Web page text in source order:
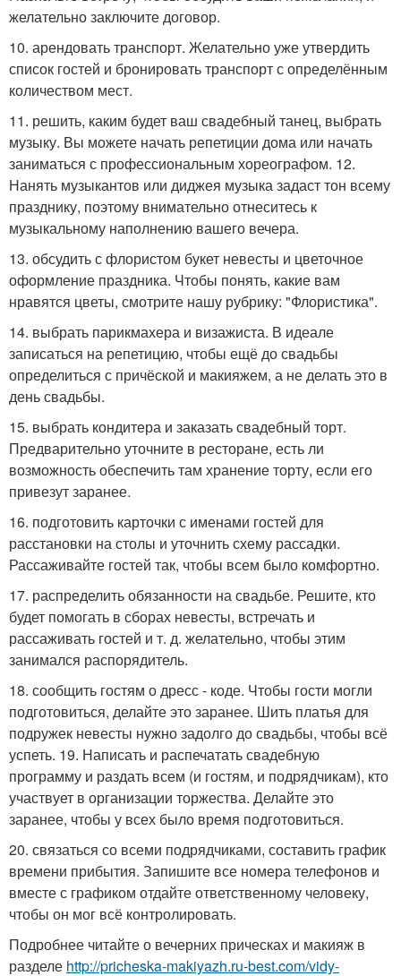
желательно заключите договор.
10. арендовать транспорт. Желательно уже утвердить
список гостей и бронировать транспорт с определённым
количеством мест.
11. решить, каким будет ваш свадебный танец, выбрать
музыку. Вы можете начать репетиции дома или начать
заниматься с профессиональным хореографом. 12.
Нанять музыкантов или диджея музыка задаст тон всему
празднику, поэтому внимательно отнеситесь к
музыкальному наполнению вашего вечера.
13. обсудить с флористом букет невесты и цветочное
оформление праздника. Чтобы понять, какие вам
нравятся цветы, смотрите нашу рубрику: "Флористика".
14. выбрать парикмахера и визажиста. В идеале
записаться на репетицию, чтобы ещё до свадьбы
определиться с причёской и макияжем, а не делать это в
день свадьбы.
15. выбрать кондитера и заказать свадебный торт.
Предварительно уточните в ресторане, есть ли
возможность обеспечить там хранение торту, если его
привезут заранее.
16. подготовить карточки с именами гостей для
расстановки на столы и уточнить схему рассадки.
Рассаживайте гостей так, чтобы всем было комфортно.
17. распределить обязанности на свадьбе. Решите, кто
будет помогать в сборах невесты, встречать и
рассаживать гостей и т. д. желательно, чтобы этим
занимался распорядитель.
18. сообщить гостям о дресс - коде. Чтобы гости могли
подготовиться, делайте это заранее. Шить платья для
подружек невесты нужно задолго до свадьбы, чтобы всё
успеть. 19. Написать и распечатать свадебную
программу и раздать всем (и гостям, и подрядчикам), кто
участвует в организации торжества. Делайте это
заранее, чтобы у всех было время подготовиться.
20. связаться со всеми подрядчиками, составить график
времени прибытия. Запишите все номера телефонов и
вместе с графиком отдайте ответственному человеку,
чтобы он мог всё контролировать.
Подробнее читайте о вечерних прическах и макияж в
разделе http://pricheska-makiyazh.ru-best.com/vidy-